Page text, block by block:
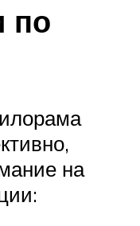
по
на